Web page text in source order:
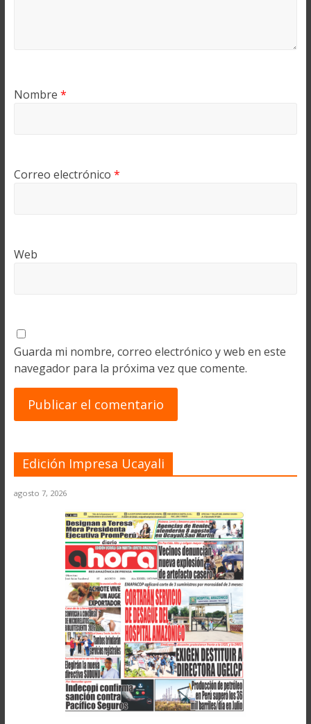
Nombre *
Correo electrónico *
Web
Guarda mi nombre, correo electrónico y web en este
navegador para la próxima vez que comente.
Edición Impresa Ucayali
agosto 7, 2026